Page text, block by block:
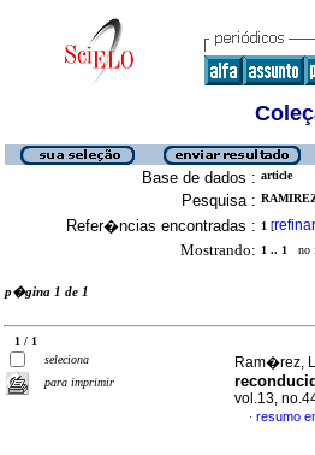
Base de dados : article
Pesquisa :
Refer�ncias encontradas : 1 [refinar
Mostrando: 1 .. 1 no
p�gina 1 de 1
1 / 1
seleciona
para imprimir
Ram�rez,
vol.13,
· resumo